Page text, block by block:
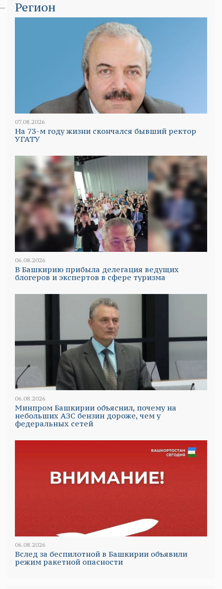
Регион
07.08.2026
На 73-м году жизни скончался бывший ректор
УГАТУ
06.08.2026
В Башкирию прибыла делегация ведущих
блогеров и экспертов в сфере туризма
06.08.2026
Минпром Башкирии объяснил, почему на
небольших АЗС бензин дороже, чем у
федеральных сетей
06.08.2026
Вслед за беспилотной в Башкирии объявили
режим ракетной опасности